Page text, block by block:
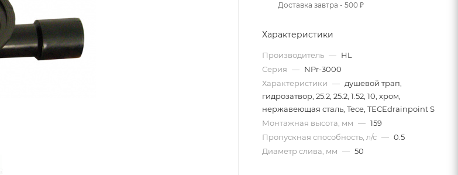
Доставка завтра - 500 ₽
Характеристики
Производитель — HL
Серия — NPr-3000
Характеристики — душевой трап,
гидрозатвор, 25.2, 25.2, 1.52, 10, хром,
нержавеющая сталь, Tece, TECEdrainpoint S
Монтажная высота, мм — 159
Пропускная способность, л/с — 0.5
Диаметр слива, мм — 50